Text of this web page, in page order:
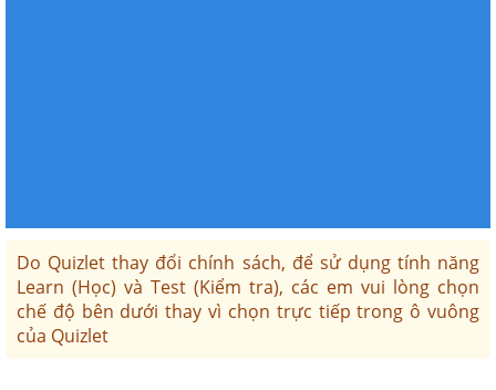
Do Quizlet thay đổi chính sách, để sử dụng tính năng
Learn (Học) và Test (Kiểm tra), các em vui lòng chọn
chế độ bên dưới thay vì chọn trực tiếp trong ô vuông
của Quizlet